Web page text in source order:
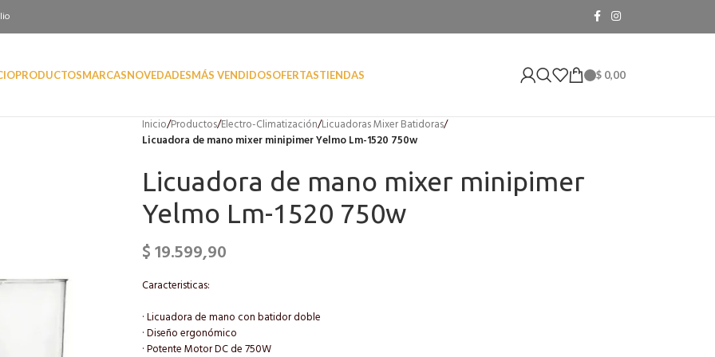
PRODUCTOSMARCASNOVEDADESMÁS VENDIDOSOFERTASTIENDAS $ 0,00
Inicio/Productos/Electro-Climatización/Licuadoras Mixer Batidoras/
Licuadora de mano mixer minipimer Yelmo Lm-1520 750w
Licuadora de mano mixer minipimer
Yelmo Lm-1520 750w
$19.599,90
Caracteristicas:
· Licuadora de mano con batidor doble
· Diseño ergonómico
· Potente Motor DC de 750W